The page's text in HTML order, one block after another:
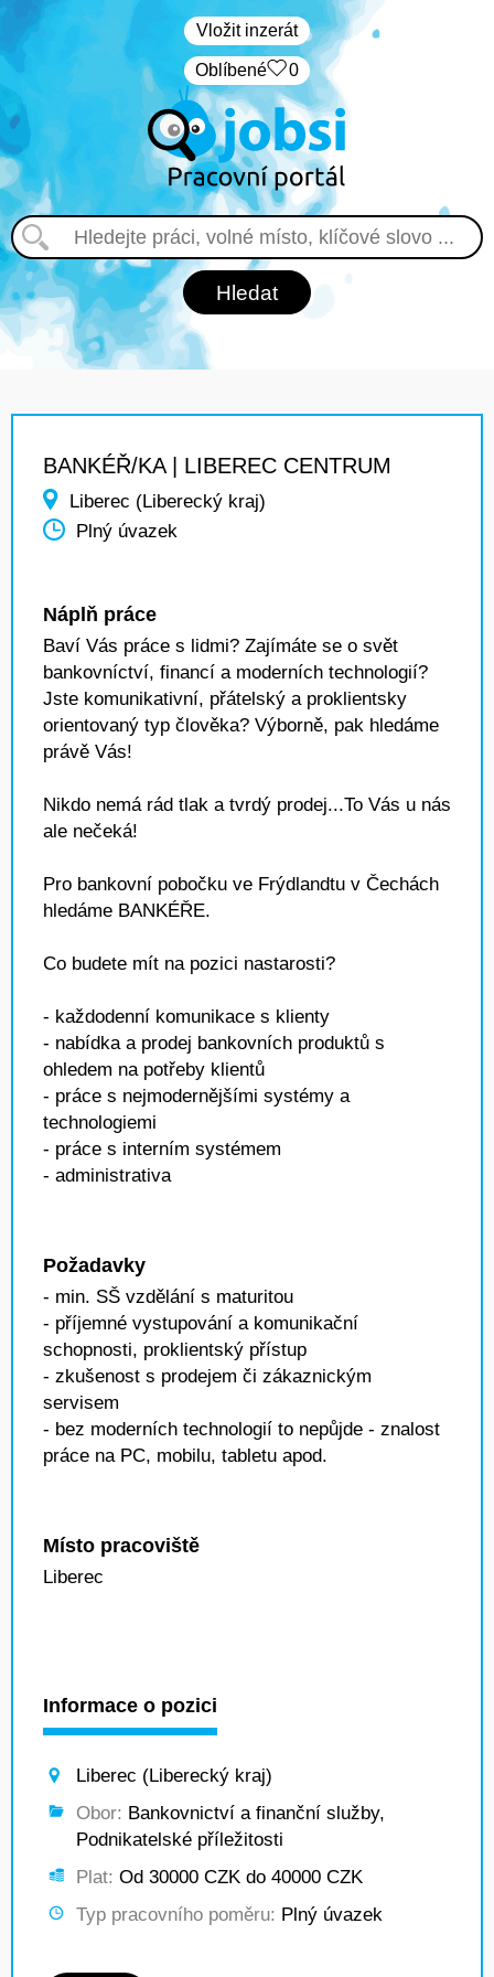
Vložit inzerát
Oblíbené 0
BANKÉŘ/KA | LIBEREC CENTRUM
Liberec (Liberecký kraj)
Plný úvazek
Náplň práce
Baví Vás práce s lidmi? Zajímáte se o svět
bankovníctví, financí a moderních technologií?
Jste komunikativní, přátelský a proklientsky
orientovaný typ člověka? Výborně, pak hledáme
právě Vás!
Nikdo nemá rád tlak a tvrdý prodej...To Vás u nás
ale nečeká!
Pro bankovní pobočku ve Frýdlandtu v Čechách
hledáme BANKÉŘE.
Co budete mít na pozici nastarosti?
- každodenní komunikace s klienty
- nabídka a prodej bankovních produktů s
ohledem na potřeby klientů
- práce s nejmodernějšími systémy a
technologiemi
- práce s interním systémem
- administrativa
Požadavky
- min. SŠ vzdělání s maturitou
- příjemné vystupování a komunikační
schopnosti, proklientský přístup
- zkušenost s prodejem či zákaznickým
servisem
- bez moderních technologií to nepůjde - znalost
práce na PC, mobilu, tabletu apod.
Místo pracoviště
Liberec
Informace o pozici
Liberec (Liberecký kraj)
Obor: Bankovnictví a finanční služby,
Podnikatelské příležitosti
Plat: Od 30000 CZK do 40000 CZK
Typ pracovního poměru: Plný úvazek